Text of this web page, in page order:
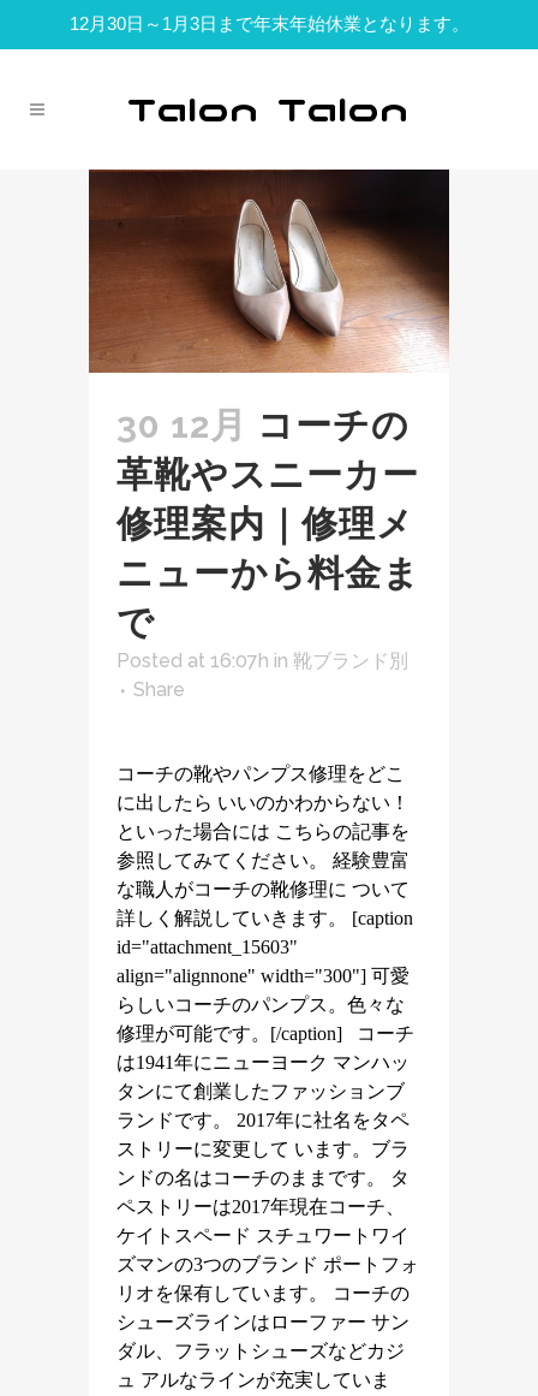
12月30日～1月3日まで年末年始休業となります。
30 12月
コーチの
革靴やスニーカー
修理案内｜修理メ
ニューから料金ま
で
Posted at 16:07h in 靴ブランド別
Share
コーチの靴やパンプス修理をどこ
に出したら いいのかわからない！
といった場合には こちらの記事を
参照してみてください。 経験豊富
な職人がコーチの靴修理に ついて
詳しく解説していきます。 [caption
id="attachment_15603"
align="alignnone" width="300"] 可愛
らしいコーチのパンプス。色々な
修理が可能です。[/caption] コーチ
は1941年にニューヨーク マンハッ
タンにて創業したファッションブ
ランドです。 2017年に社名をタペ
ストリーに変更して います。ブラ
ンドの名はコーチのままです。 タ
ペストリーは2017年現在コーチ、
ケイトスペード スチュワートワイ
ズマンの3つのブランド ポートフォ
リオを保有しています。 コーチの
シューズラインはローファー サン
ダル、フラットシューズなどカジ
ュ アルなラインが充実していま